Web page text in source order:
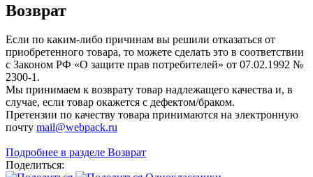
Возврат
Если по каким-либо причинам вы решили отказаться от
приобретенного товара, то можете сделать это в соответствии
с Законом РФ «О защите прав потребителей» от 07.02.1992 №
2300-1.
Мы принимаем к возврату товар надлежащего качества и, в
случае, если товар окажется с дефектом/браком.
Претензии по качеству товара принимаются на электронную
почту mail@webpack.ru
Подробнее в разделе Возврат
Поделиться: